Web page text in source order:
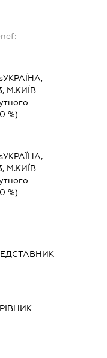
УКРАЇНА,
М.КИЇВ
%)
УКРАЇНА,
М.КИЇВ
%)